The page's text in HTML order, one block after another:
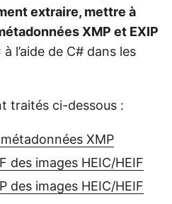
extraire, mettre à
XMP et EXIP
à l’aide de C# dans les
traités ci-dessous :
XMP
des images HEIC/HEIF
des images HEIC/HEIF